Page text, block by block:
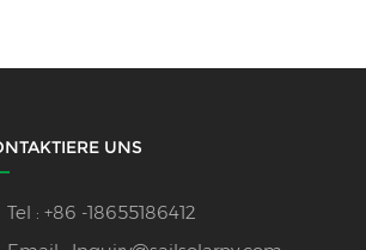
UNS
Tel : +86 -18655186412